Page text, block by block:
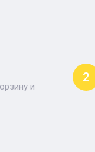
и
2